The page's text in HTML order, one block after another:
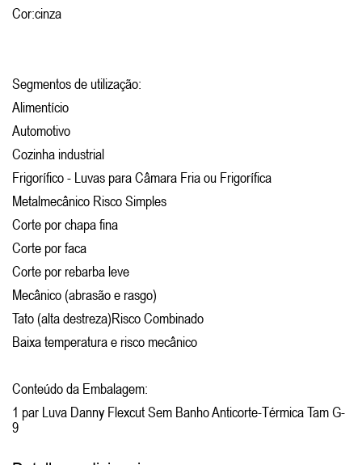
Cor:cinza
Segmentos de utilização:
Alimentício
Automotivo
Cozinha industrial
Frigorífico - Luvas para Câmara Fria ou Frigorífica
Metalmecânico Risco Simples
Corte por chapa fina
Corte por faca
Corte por rebarba leve
Mecânico (abrasão e rasgo)
Tato (alta destreza)Risco Combinado
Baixa temperatura e risco mecânico
Conteúdo da Embalagem:
1 par Luva Danny Flexcut Sem Banho Anticorte-Térmica Tam G-
9